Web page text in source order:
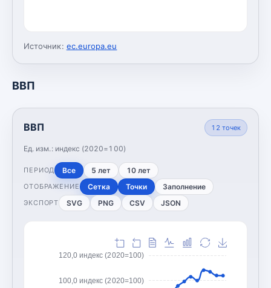
Источник: ec.europa.eu
ВВП
ВВП
Ед. изм.: индекс (2020=100)
12 точек
ПЕРИОД Все 5 лет 10 лет
ОТОБРАЖЕНИЕ Сетка Точки Заполнение
ЭКСПОРТ SVG PNG CSV JSON
100,0 индекс (2020=100)
120,0 индекс (2020=100)